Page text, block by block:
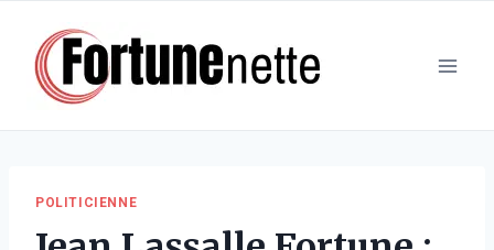
contenu
POLITICIENNE